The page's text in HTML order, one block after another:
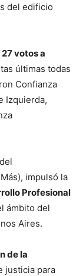
del edificio
27 votos a
últimas todas
Confianza
Izquierda,
impulsó la
Profesional
ámbito del
Aires.
de la
justicia para